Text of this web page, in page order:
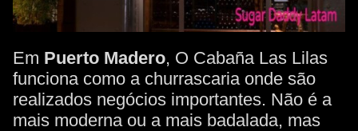
Em Puerto Madero, O Cabaña Las Lilas
funciona como a churrascaria onde são
realizados negócios importantes. Não é a
mais moderna ou a mais badalada, mas